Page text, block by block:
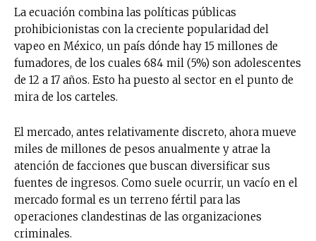
La ecuación combina las políticas públicas
prohibicionistas con la creciente popularidad del
vapeo en México, un país dónde hay 15 millones de
fumadores, de los cuales 684 mil (5%) son adolescentes
de 12 a 17 años. Esto ha puesto al sector en el punto de
mira de los carteles.
El mercado, antes relativamente discreto, ahora mueve
miles de millones de pesos anualmente y atrae la
atención de facciones que buscan diversificar sus
fuentes de ingresos. Como suele ocurrir, un vacío en el
mercado formal es un terreno fértil para las
operaciones clandestinas de las organizaciones
criminales.